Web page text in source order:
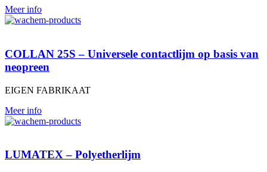
Meer info
COLLAN 25S – Universele contactlijm op basis van
neopreen
EIGEN FABRIKAAT
Meer info
LUMATEX – Polyetherlijm